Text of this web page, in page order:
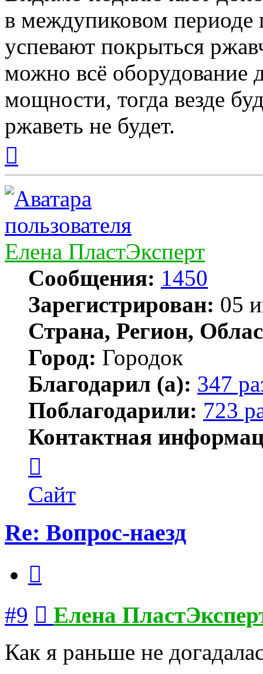
в междупиковом периоде
успевают покрыться
можно всё оборудование
мощности, тогда везде
ржаветь не будет.
началу
Елена ПластЭксперт
Сообщения: 1450
Зарегистрирован: 05
Страна, Регион,
Город: Городок
Благодарил (а): 347
Поблагодарили: 723
Контактная
пользователя
Елена
ПластЭксперт
Сайт
Re: Вопрос-наезд
#9
Елена
Как я раньше не